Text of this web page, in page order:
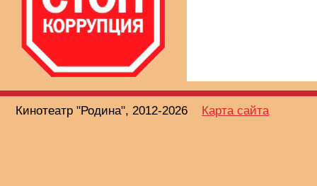
Кинотеатр "Родина", 2012-2026 Карта сайта